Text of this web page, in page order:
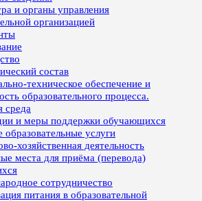
и органы управления
организацией
состав
техническое обеспечение и
образовательного процесса.
среда
и меры поддержки обучающихся
образовательные услуги
хозяйственная деятельность
места для приёма (перевода)
сотрудничество
питания в образовательной